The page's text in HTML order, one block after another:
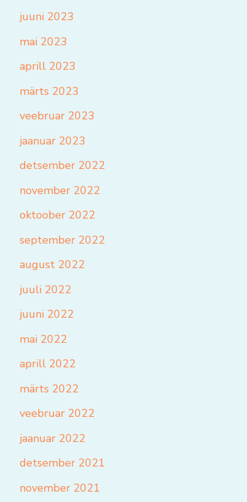
juuni 2023
mai 2023
aprill 2023
märts 2023
veebruar 2023
jaanuar 2023
detsember 2022
november 2022
oktoober 2022
september 2022
august 2022
juuli 2022
juuni 2022
mai 2022
aprill 2022
märts 2022
veebruar 2022
jaanuar 2022
detsember 2021
november 2021